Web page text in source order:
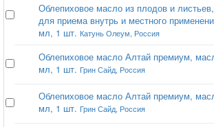
Облепиховое масло из плодов и
для приема внутрь и местного
мл, 1 шт. Катунь Олеум, Россия
Облепиховое масло Алтай премиум,
мл, 1 шт. Грин Сайд, Россия
Облепиховое масло Алтай премиум,
мл, 1 шт. Грин Сайд, Россия